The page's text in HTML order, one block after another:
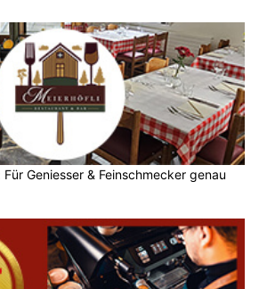
Geniesser & Feinschmecker genau